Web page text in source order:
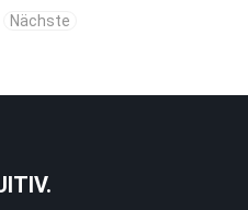
Nächste